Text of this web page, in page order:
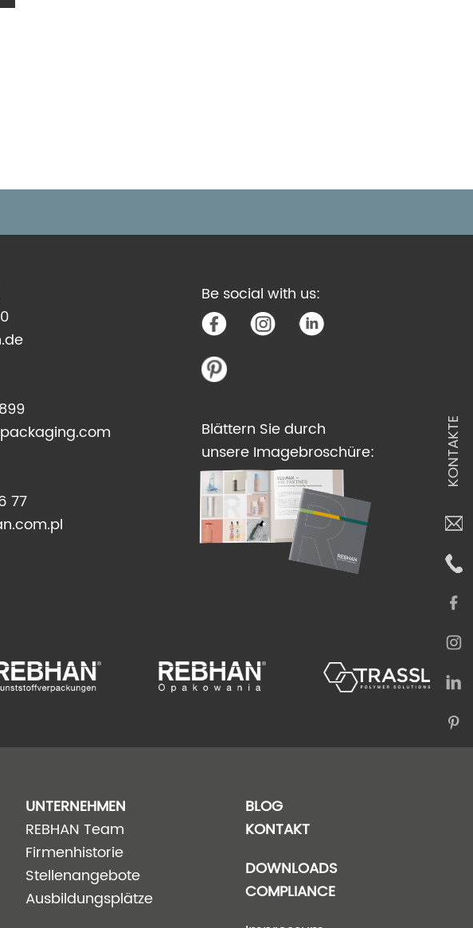
77
Be social with us:
Blättern Sie durch
unsere Imagebroschüre:
UNTERNEHMEN
REBHAN Team
Firmenhistorie
Stellenangebote
Ausbildungsplätze
BLOG
KONTAKT
DOWNLOADS
COMPLIANCE
KONTAKTE